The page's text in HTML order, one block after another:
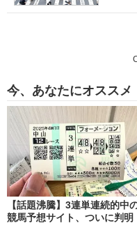
今、あなたにオススメ
【話題沸騰】3連単連続的中
競馬予想サイト、ついに判明